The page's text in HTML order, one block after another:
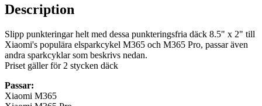
Description
Slipp punkteringar helt med dessa punkteringsfria däck 8.5" x 2" till
Xiaomi's populära elsparkcykel M365 och M365 Pro, passar även
andra sparkcyklar som beskrivs nedan.
Priset gäller för 2 stycken däck
Passar:
Xiaomi M365